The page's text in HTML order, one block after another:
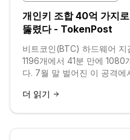
개인키 조합 40억 가지
뚫렸다 - TokenPost
비트코인(BTC) 하드웨어
1196개에서 41분 만에
다. 7월 말 벌어진 이 공격에
이...
더 읽기